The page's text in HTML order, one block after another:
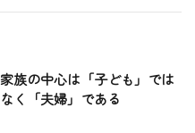
家族の中心は「子ども」では
なく「夫婦」である